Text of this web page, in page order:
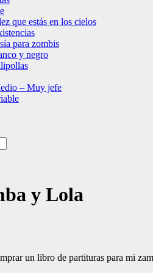
que estás en los cielos
para zombis
y negro
– Muy jefe
y Lola
un libro de partituras para mi